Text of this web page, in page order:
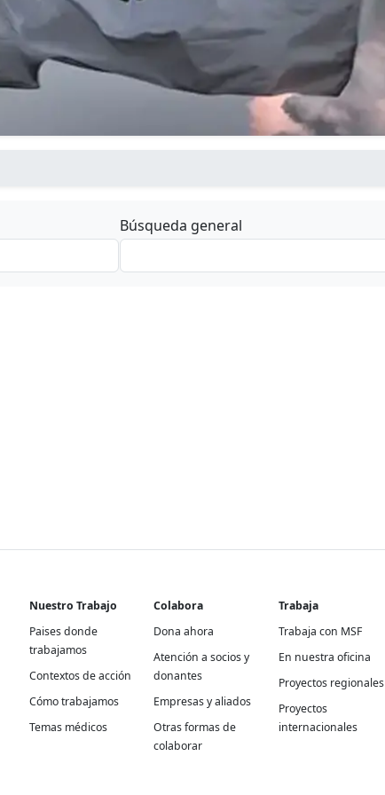
Búsqueda general
Nuestro Trabajo
Paises donde
trabajamos
Contextos de acción
Cómo trabajamos
Temas médicos
Colabora
Dona ahora
Atención a socios y
donantes
Empresas y aliados
Otras formas de
colaborar
Trabaja
Trabaja con MSF
En nuestra oficina
Proyectos regionales
Proyectos
internacionales